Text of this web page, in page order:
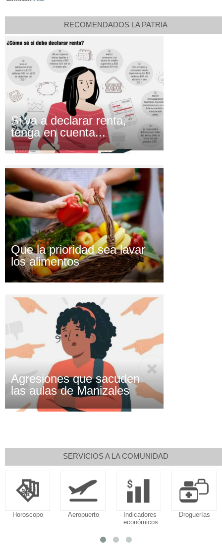
RECOMENDADOS LA PATRIA
Si va a declarar renta,
tenga en cuenta...
Que la prioridad sea lavar
los alimentos
Agresiones que sacuden
las aulas de Manizales
SERVICIOS A LA COMUNIDAD
Horoscopo Aeropuerto
Indicadores
económicos
Droguerías